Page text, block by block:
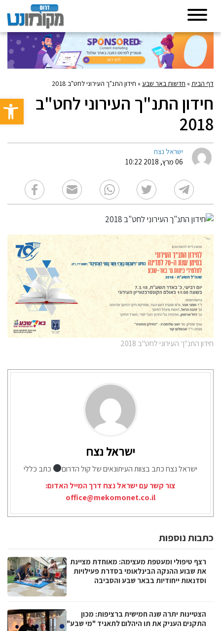
פתח
דף הבית» חדשות באר שבע» חידון התנ"ך העירוני לחט"ב 2018
חידון התנ"ך העירוני לחט"ב
2018
ישראל נצח
06 מרץ, 2018 10:22
חידון התנ"ך העירוני לחט"ב 2018
ישראל נצח
ישראל נצח כתב בצוות העיתונאים של קול הדרום
כתב כללי
צור קשר עם ישראל נצח דרך המייל האדום:
office@mekomonet.co.il
כתבות נוספות
רצף טיפולי ומעטפת מעצימה: מאוחדת מציינת
את שבוע ההנקה הבינלאומי בסדרת פעילויות
וסדנאות ייחודיות בבאר שבע והסביבה
הצטיינות יתרה שנה חמישית ברציפות: מכון
התקנים העניק את תו היהלום לתאגיד "מי שבע"